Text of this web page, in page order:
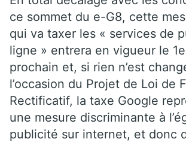
ce sommet du e-G8, cette
qui va taxer les « services de
ligne » entrera en vigueur le
prochain et, si rien n’est
l’occasion du Projet de Loi de
Rectificatif, la taxe Google
une mesure discriminante à
publicité sur internet, et donc